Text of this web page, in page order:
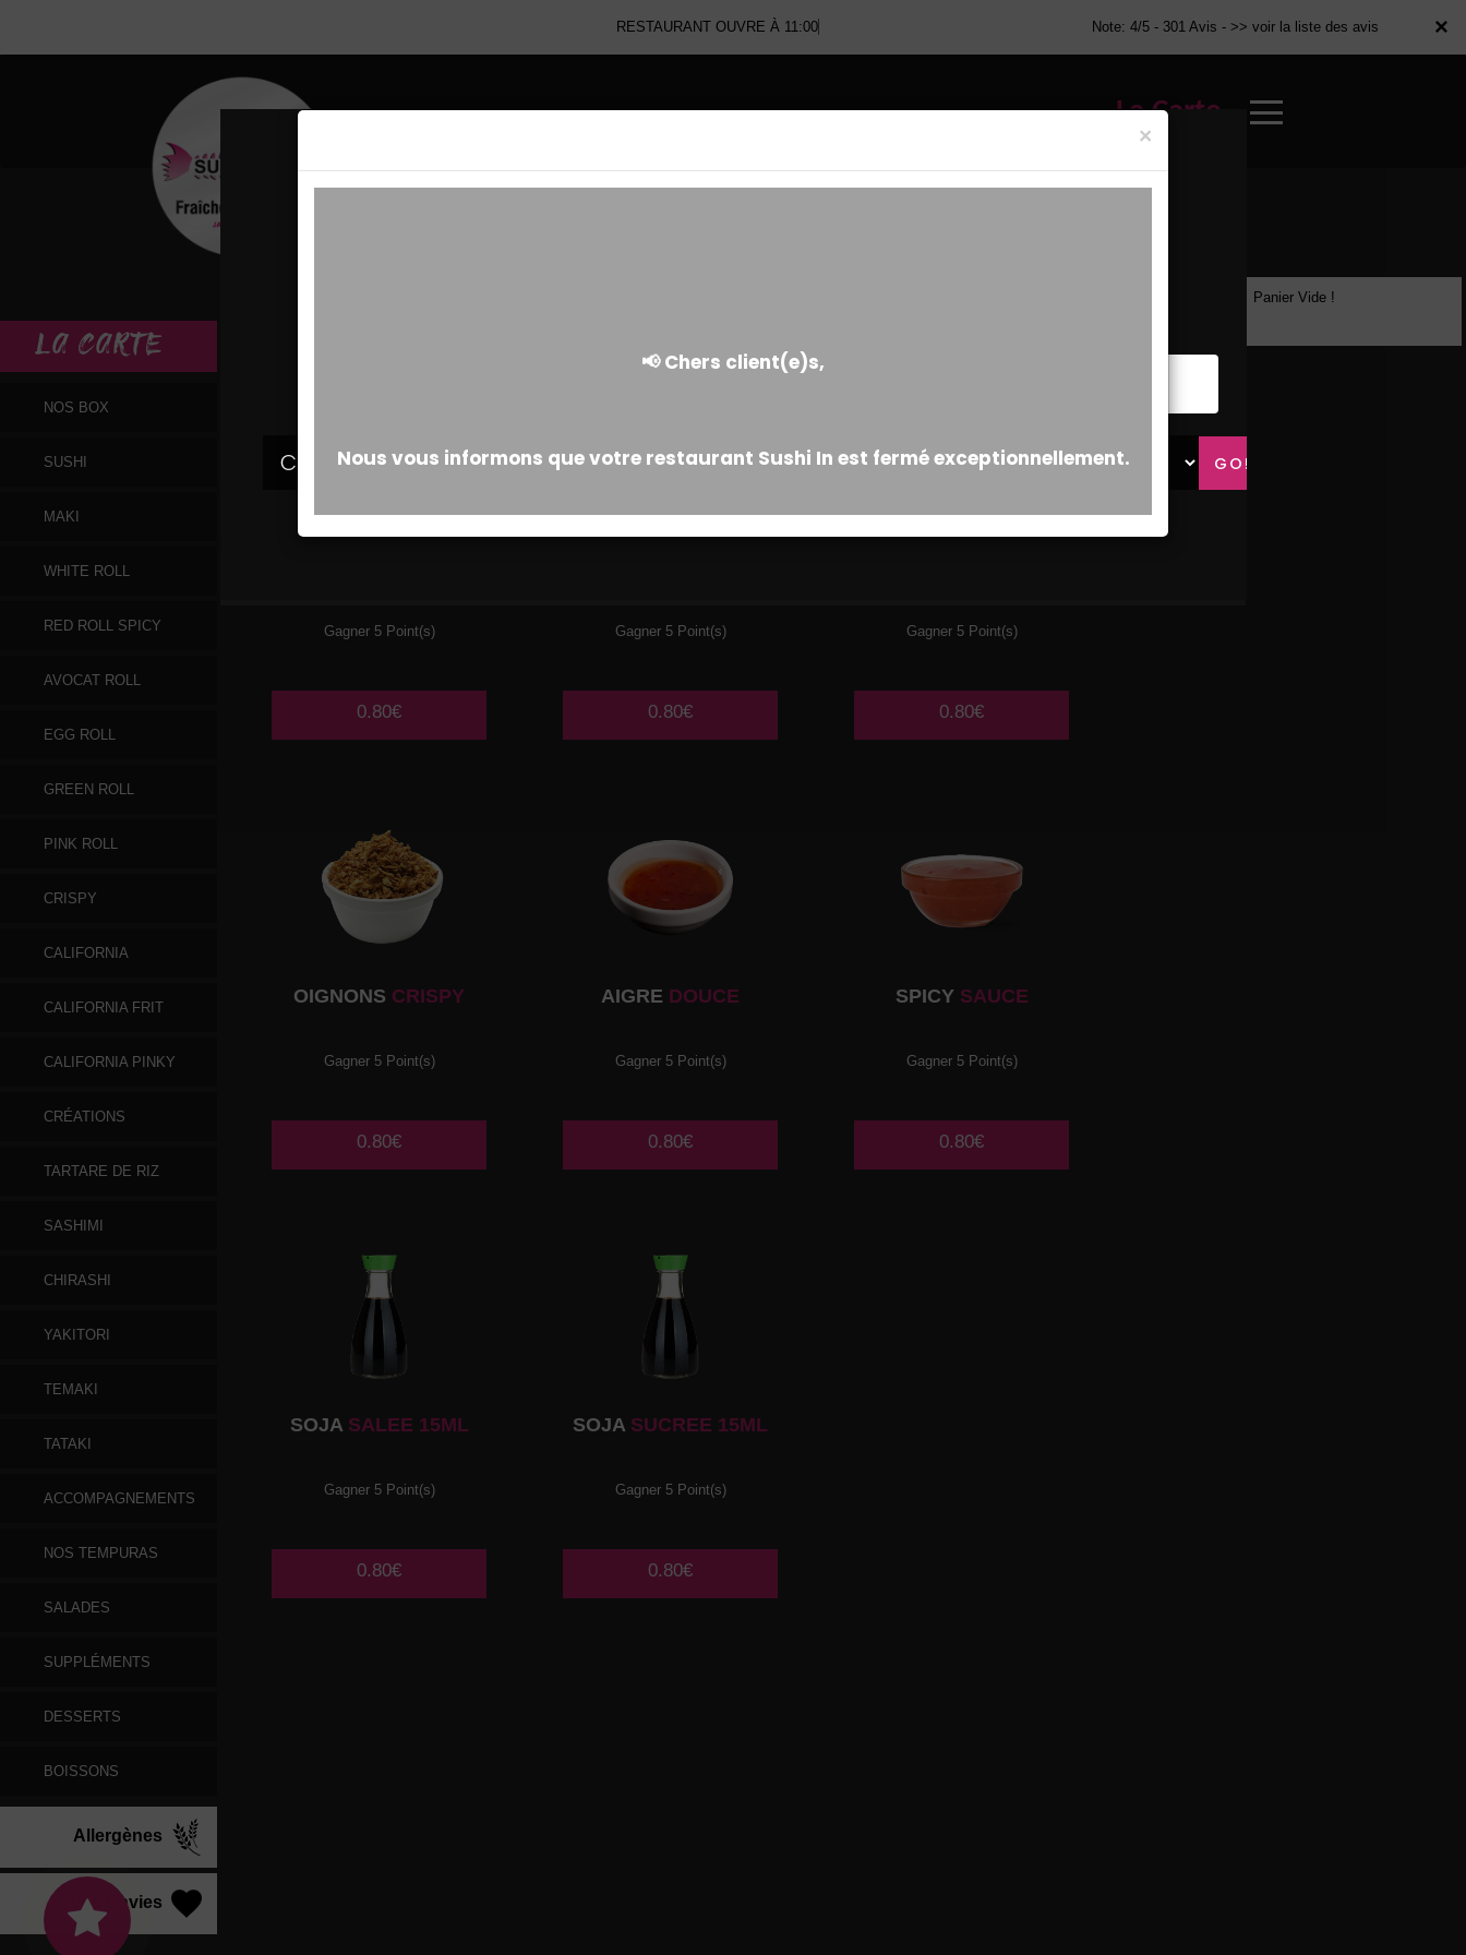
×
RESTAURANT OUVRE À 11:00 Note: 4/5 - 301 Avis - >> voir la liste des avis
La Carte
×
LA CARTE
NOS BOX
SUSHI
MAKI
WHITE ROLL
RED ROLL SPICY
AVOCAT ROLL
EGG ROLL
GREEN ROLL
PINK ROLL
CRISPY
CALIFORNIA
CALIFORNIA FRIT
CALIFORNIA PINKY
CRÉATIONS
TARTARE DE RIZ
SASHIMI
CHIRASHI
YAKITORI
TEMAKI
TATAKI
ACCOMPAGNEMENTS
NOS TEMPURAS
SALADES
SUPPLÉMENTS
DESSERTS
BOISSONS
Allergènes
Vos Envies
Gagner 5 Point(s)
0.80€
Gagner 5 Point(s)
0.80€
Gagner 5 Point(s)
0.80€
OIGNONS CRISPY
Gagner 5 Point(s)
0.80€
AIGRE DOUCE
Gagner 5 Point(s)
0.80€
SPICYSAUCE
Gagner 5 Point(s)
0.80€
SOJASALEE 15ML
Gagner 5 Point(s)
0.80€
SOJA SUCREE 15ML
Gagner 5 Point(s)
0.80€
Panier Vide !
×